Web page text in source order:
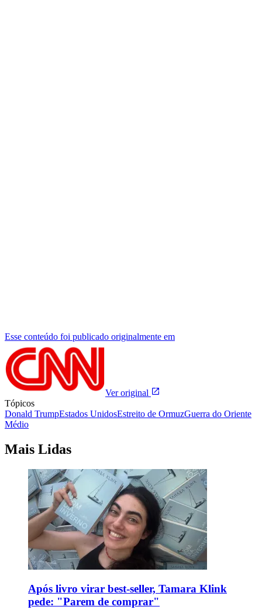
Esse conteúdo foi publicado originalmente em
Ver original
Tópicos
Donald TrumpEstados UnidosEstreito de OrmuzGuerra do Oriente
Médio
Mais Lidas
Após livro virar best-seller, Tamara Klink
pede: "Parem de comprar"